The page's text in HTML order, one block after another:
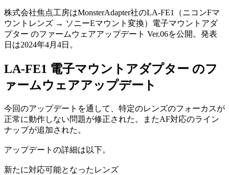
株式会社焦点工房はMonsterAdapter社のLA-FE1（ニコンFマ
ウントレンズ → ソニーEマウント変換）電子マウントアダ
プター のファームウェアアップデート Ver.06を公開。発表
日は2024年4月4日。
LA-FE1 電子マウントアダプター のフ
ァームウェアアップデート
今回のアップデートを通して、特定のレンズのフォーカスが
正常に動作しない問題が修正された。またAF対応のライン
ナップが追加された。
アップデートの詳細は以下。
新たに対応可能となったレンズ